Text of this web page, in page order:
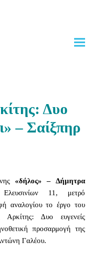
Δυο
– Σαίξπηρ
«δήλος» – Δήμητρα
11, μετρό
αναλογίου το έργο του
Δυο ευγενείς
προσαρμογή της
Γαλέου.